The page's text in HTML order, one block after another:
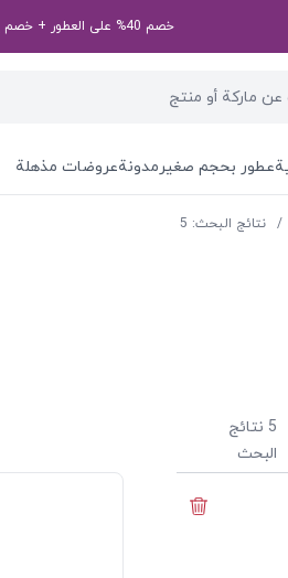
خصم 40% على العطور + خصم إضافي بقيمة 50 درهم إماراتي على طلبك الأول! رمز الخصم الخاص بك: first50aed
عطور بحجم صغيرمدونةعروضات مذهلة
/ نتائج البحث: 5
5 نتائج
البحث